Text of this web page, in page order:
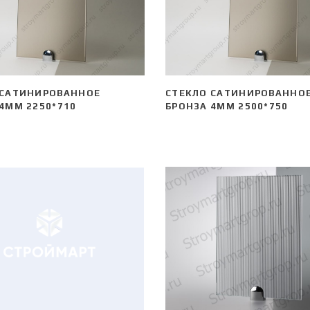
2250*710
СТЕКЛО
БРОНЗА 4ММ 2500*750